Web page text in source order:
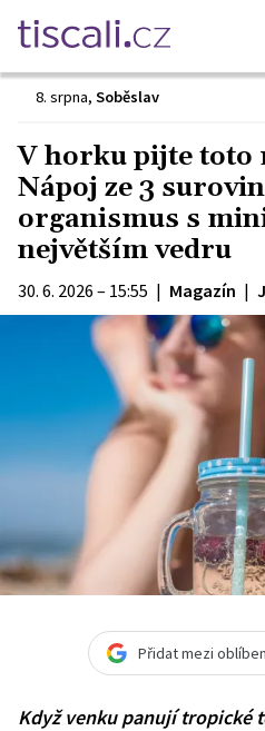
8. srpna, Soběslav
V horku pijte toto
Nápoj ze 3
organismus s
největším vedru
30. 6. 2026 – 15:55 | Magazín |
Přidat mezi
Když venku panují tropické